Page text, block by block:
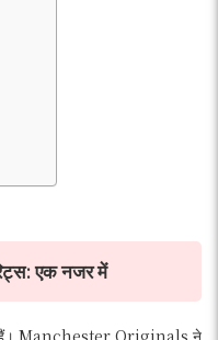
एक नजर में
हैं। Manchester Originals ने